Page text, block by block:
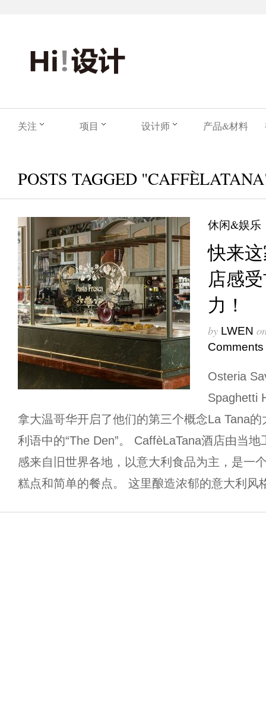
关注 项目 设计师 产品&材料
POSTS TAGGED
休闲&娱乐
快来
店感
力！
by LWEN
Comments
Osteria
Spaghetti
拿大温哥华开启了他们的第三个概念La Tana
利语中的“The Den”。 CaffèLaTana酒店由当
感来自旧世界各地，以意大利食品为主，是一
糕点和简单的餐点。 这里酿造浓郁的意大利